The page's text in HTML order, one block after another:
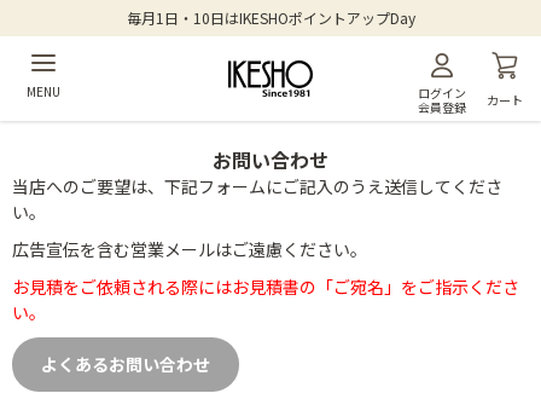
毎月1日・10日はIKESHOポイントアップDay
MENU
ログイン
会員登録
カート
お問い合わせ
当店へのご要望は、下記フォームにご記入のうえ送信してくださ
い。
広告宣伝を含む営業メールはご遠慮ください。
お見積をご依頼される際にはお見積書の「ご宛名」をご指示くださ
い。
よくあるお問い合わせ